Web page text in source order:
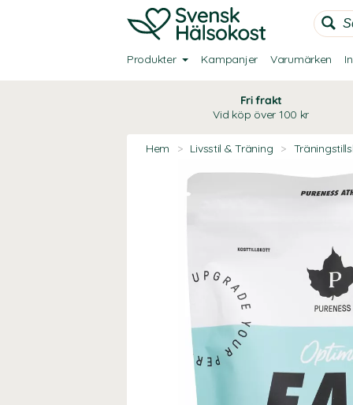
Produkter Kampanjer Varumärken
Fri frakt
Vid köp över 100 kr
Hem > Livsstil & Träning >